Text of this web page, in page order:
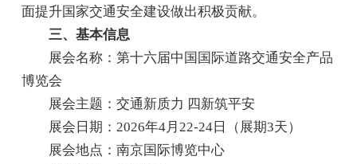
面提升国家交通安全建设做出积极贡献。
三、基本信息
展会名称：第十六届中国国际道路交通安全产品
博览会
展会主题：交通新质力 四新筑平安
展会日期：2026年4月22-24日（展期3天）
展会地点：南京国际博览中心